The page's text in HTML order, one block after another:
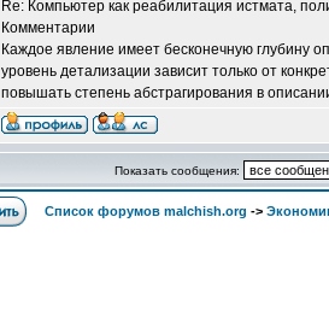
Re: Компьютер как реабилитация истмата,
Комментарии
Каждое явление имеет бесконечную глубину
уровень детализации зависит только от
повышать степень абстрагирования в
Показать сообщения:
Список форумов malchish.org ->